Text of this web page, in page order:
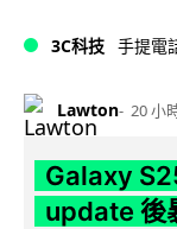
3C科技 手提電
Lawton 20 小
Galaxy
update 後